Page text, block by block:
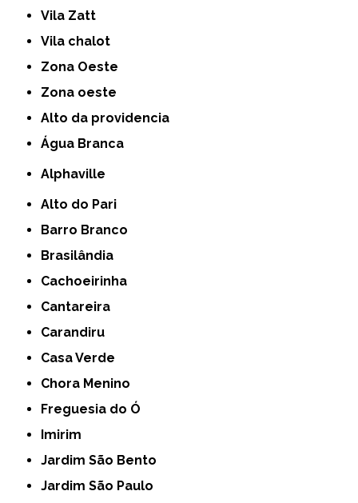
Vila Zatt
Vila chalot
Zona Oeste
Zona oeste
alto da providencia
Água Branca
Alphaville
Alto do Pari
Barro Branco
Brasilândia
Cachoeirinha
Cantareira
Carandiru
Casa Verde
Chora Menino
Freguesia do Ó
Imirim
Jardim São Bento
Jardim São Paulo